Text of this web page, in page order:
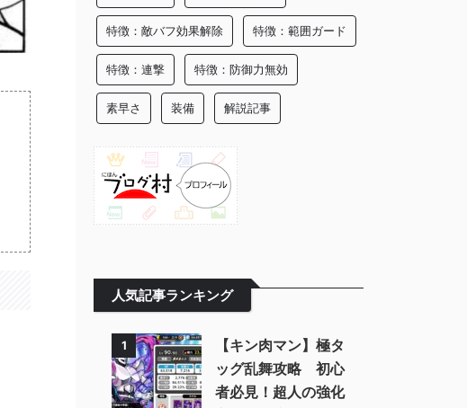
特徴：敵バフ効果解除 特徴：範囲ガード
特徴：連撃 特徴：防御力無効
素早さ 装備 解説記事
人気記事ランキング
1
【キン肉マン】極タ
ッグ乱舞攻略 初心
者必見！超人の強化